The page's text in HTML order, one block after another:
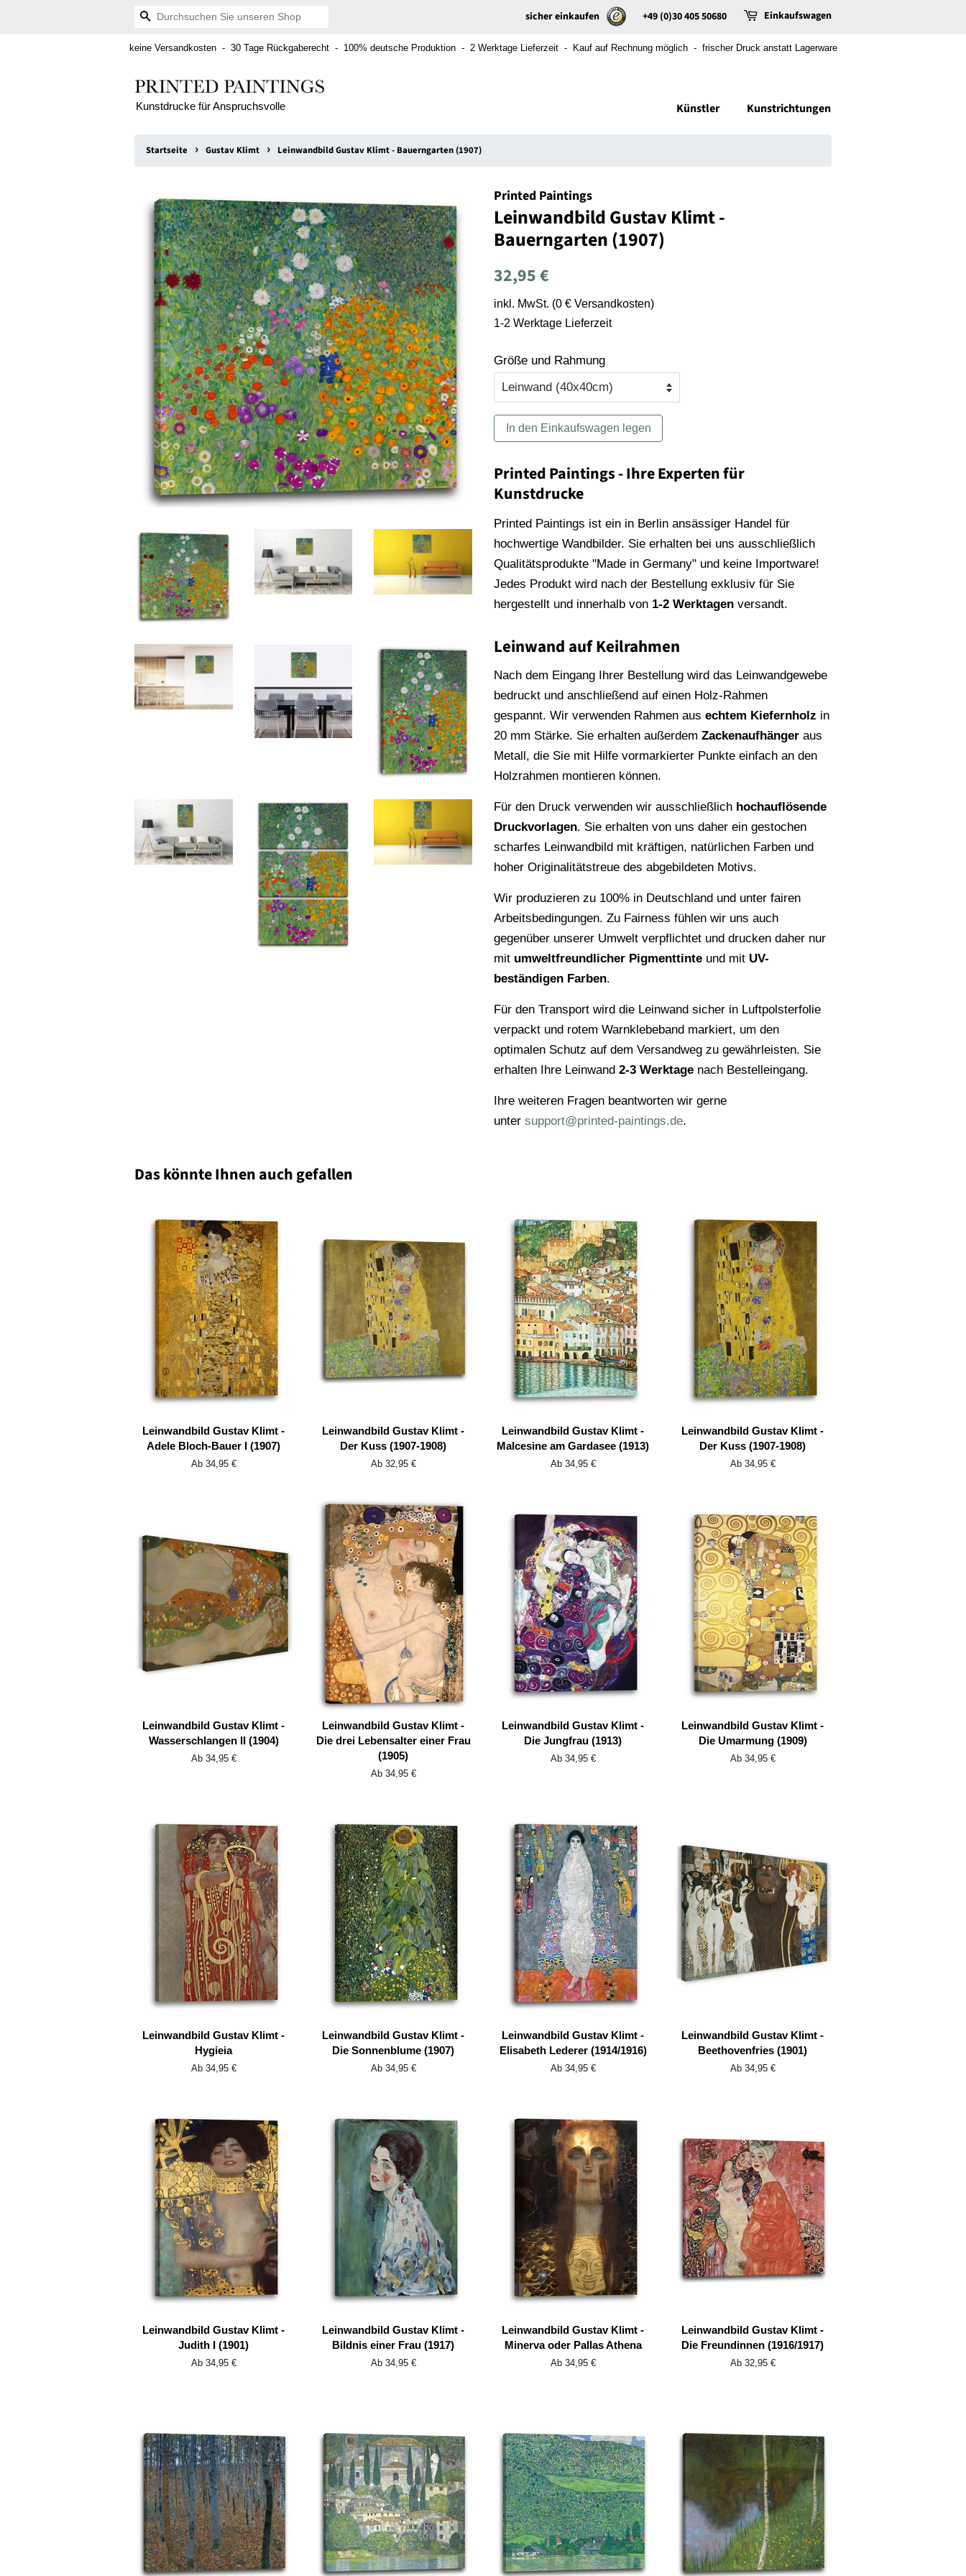
Suchen sicher einkaufen +49 (0)30 405 50680 Einkaufswagen
keine Versandkosten - 30 Tage Rückgaberecht - 100% deutsche Produktion - 2 Werktage Lieferzeit - Kauf auf Rechnung möglich - frischer Druck anstatt Lagerware
Kunstdrucke für Anspruchsvolle Künstler Kunstrichtungen
Startseite › Gustav Klimt › Leinwandbild Gustav Klimt - Bauerngarten (1907)
Printed Paintings
Leinwandbild Gustav Klimt -
Bauerngarten (1907)
Normaler
32,95 €
inkl. MwSt. (0 € Versandkosten)
1-2 Werktage Lieferzeit
Größe und Rahmung
In den Einkaufswagen legen
Printed Paintings - Ihre Experten für
Kunstdrucke
Printed Paintings ist ein in Berlin ansässiger Handel für
hochwertige Wandbilder. Sie erhalten bei uns ausschließlich
Qualitätsprodukte "Made in Germany" und keine Importware!
Jedes Produkt wird nach der Bestellung exklusiv für Sie
hergestellt und innerhalb von 1-2 Werktagen versandt.
Leinwand auf Keilrahmen
Nach dem Eingang Ihrer Bestellung wird das Leinwandgewebe
bedruckt und anschließend auf einen Holz-Rahmen
gespannt. Wir verwenden Rahmen aus echtem Kiefernholz in
20 mm Stärke. Sie erhalten außerdem Zackenaufhänger aus
Metall, die Sie mit Hilfe vormarkierter Punkte einfach an den
Holzrahmen montieren können.
Für den Druck verwenden wir ausschließlich hochauflösende
Druckvorlagen. Sie erhalten von uns daher ein gestochen
scharfes Leinwandbild mit kräftigen, natürlichen Farben und
hoher Originalitätstreue des abgebildeten Motivs.
Wir produzieren zu 100% in Deutschland und unter fairen
Arbeitsbedingungen. Zu Fairness fühlen wir uns auch
gegenüber unserer Umwelt verpflichtet und drucken daher nur
mit umweltfreundlicher Pigmenttinte und mit UV-
beständigen Farben.
Für den Transport wird die Leinwand sicher in Luftpolsterfolie
verpackt und rotem Warnklebeband markiert, um den
optimalen Schutz auf dem Versandweg zu gewährleisten. Sie
erhalten Ihre Leinwand 2-3 Werktage nach Bestelleingang.
Ihre weiteren Fragen beantworten wir gerne
unter support@printed-paintings.de.
Das könnte Ihnen auch gefallen
Leinwandbild Gustav Klimt -
Adele Bloch-Bauer I (1907)
Ab 34,95 €
Leinwandbild Gustav Klimt -
Der Kuss (1907-1908)
Ab 32,95 €
Leinwandbild Gustav Klimt -
Malcesine am Gardasee (1913)
Ab 34,95 €
Leinwandbild Gustav Klimt -
Der Kuss (1907-1908)
Ab 34,95 €
Leinwandbild Gustav Klimt -
Wasserschlangen II (1904)
Ab 34,95 €
Leinwandbild Gustav Klimt -
Die drei Lebensalter einer Frau
(1905)
Ab 34,95 €
Leinwandbild Gustav Klimt -
Die Jungfrau (1913)
Ab 34,95 €
Leinwandbild Gustav Klimt -
Die Umarmung (1909)
Ab 34,95 €
Leinwandbild Gustav Klimt -
Hygieia
Ab 34,95 €
Leinwandbild Gustav Klimt -
Die Sonnenblume (1907)
Ab 34,95 €
Leinwandbild Gustav Klimt -
Elisabeth Lederer (1914/1916)
Ab 34,95 €
Leinwandbild Gustav Klimt -
Beethovenfries (1901)
Ab 34,95 €
Leinwandbild Gustav Klimt -
Judith I (1901)
Ab 34,95 €
Leinwandbild Gustav Klimt -
Bildnis einer Frau (1917)
Ab 34,95 €
Leinwandbild Gustav Klimt -
Minerva oder Pallas Athena
Ab 34,95 €
Leinwandbild Gustav Klimt -
Die Freundinnen (1916/1917)
Ab 32,95 €